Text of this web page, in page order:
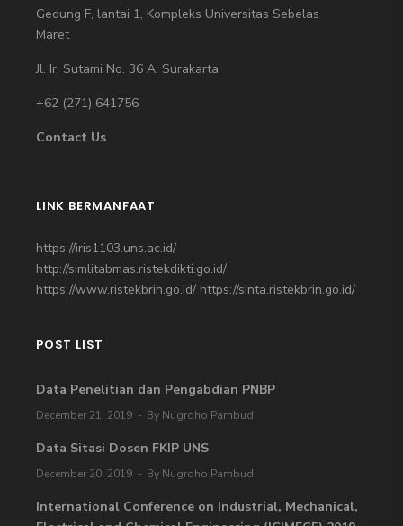
Gedung F, lantai 1, Kompleks Universitas Sebelas
Maret
Jl. Ir. Sutami No. 36 A, Surakarta
+62 (271) 641756
Contact Us
LINK BERMANFAAT
https://iris1103.uns.ac.id/
http://simlitabmas.ristekdikti.go.id/
https://www.ristekbrin.go.id/ https://sinta.ristekbrin.go.id/
POST LIST
Data Penelitian dan Pengabdian PNBP
December 21, 2019 By Nugroho Pambudi
Data Sitasi Dosen FKIP UNS
December 20, 2019 By Nugroho Pambudi
International Conference on Industrial, Mechanical,